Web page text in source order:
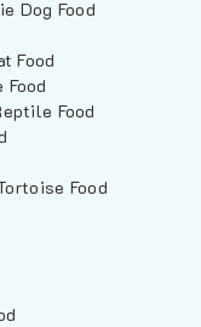
Dog Food
Food
Food
Food